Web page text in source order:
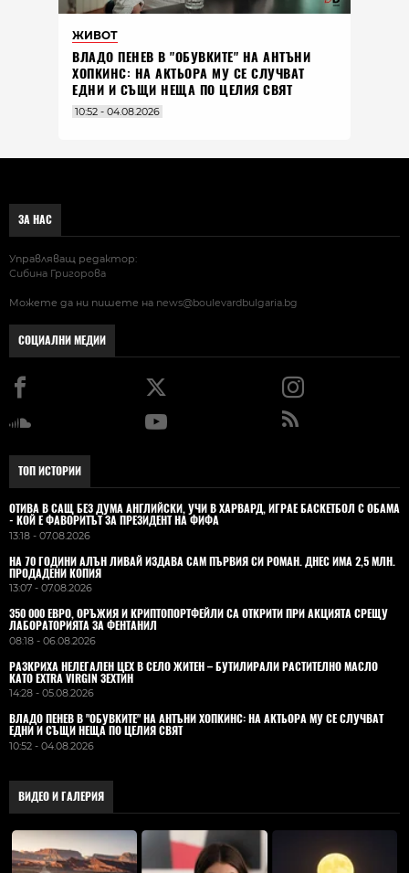
ЖИВОТ
ВЛАДO ПЕНЕВ В "ОБУВКИТЕ" НА АНТЪНИ
ХОПКИНС: НА АКТЬОРА МУ СЕ СЛУЧВАТ
ЕДНИ И СЪЩИ НЕЩА ПО ЦЕЛИЯ СВЯТ
10:52 - 04.08.2026
ЗА НАС
Управляващ редактор:
Сибина Григорова
Можете да ни пишете на news@boulevardbulgaria.bg
СОЦИАЛНИ МЕДИИ
ТОП ИСТОРИИ
ОТИВА В САЩ БЕЗ ДУМА АНГЛИЙСКИ, УЧИ В ХАРВАРД, ИГРАЕ БАСКЕТБОЛ С ОБАМА
- КОЙ Е ФАВОРИТЪТ ЗА ПРЕЗИДЕНТ НА ФИФА
13:18 - 07.08.2026
НА 70 ГОДИНИ АЛЪН ЛИВАЙ ИЗДАВА САМ ПЪРВИЯ СИ РОМАН. ДНЕС ИМА 2,5 МЛН.
ПРОДАДЕНИ КОПИЯ
13:07 - 07.08.2026
350 000 ЕВРО, ОРЪЖИЯ И КРИПТОПОРТФЕЙЛИ СА ОТКРИТИ ПРИ АКЦИЯТА СРЕЩУ
ЛАБОРАТОРИЯТА ЗА ФЕНТАНИЛ
08:18 - 06.08.2026
РАЗКРИХА НЕЛЕГАЛЕН ЦЕХ В СЕЛО ЖИТЕН – БУТИЛИРАЛИ РАСТИТЕЛНО МАСЛО
КАТО EXTRA VIRGIN ЗЕХТИН
14:28 - 05.08.2026
ВЛАДO ПЕНЕВ В "ОБУВКИТЕ" НА АНТЪНИ ХОПКИНС: НА АКТЬОРА МУ СЕ СЛУЧВАТ
ЕДНИ И СЪЩИ НЕЩА ПО ЦЕЛИЯ СВЯТ
10:52 - 04.08.2026
ВИДЕО И ГАЛЕРИЯ